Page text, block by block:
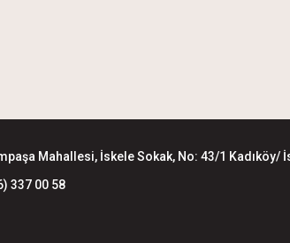
Mahallesi, İskele Sokak, No: 43/1 Kadıköy/
337 00 58